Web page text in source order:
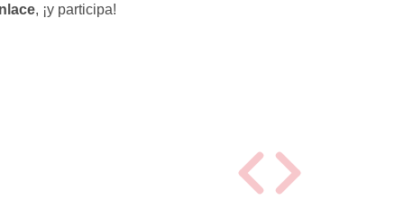
, ¡y participa!